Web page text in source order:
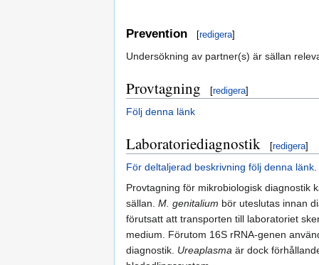
Prevention [redigera]
Undersökning av partner(s) är sällan
Provtagning [redigera]
Följ denna länk
Laboratoriediagnostik [redigera]
För deltaljerad beskrivning följ denna länk
Provtagning för mikrobiologisk diagnostik
sällan. M. genitalium bör uteslutas innan
förutsatt att transporten till laboratoriet
medium. Förutom 16S rRNA-genen
diagnostik. Ureaplasma är dock